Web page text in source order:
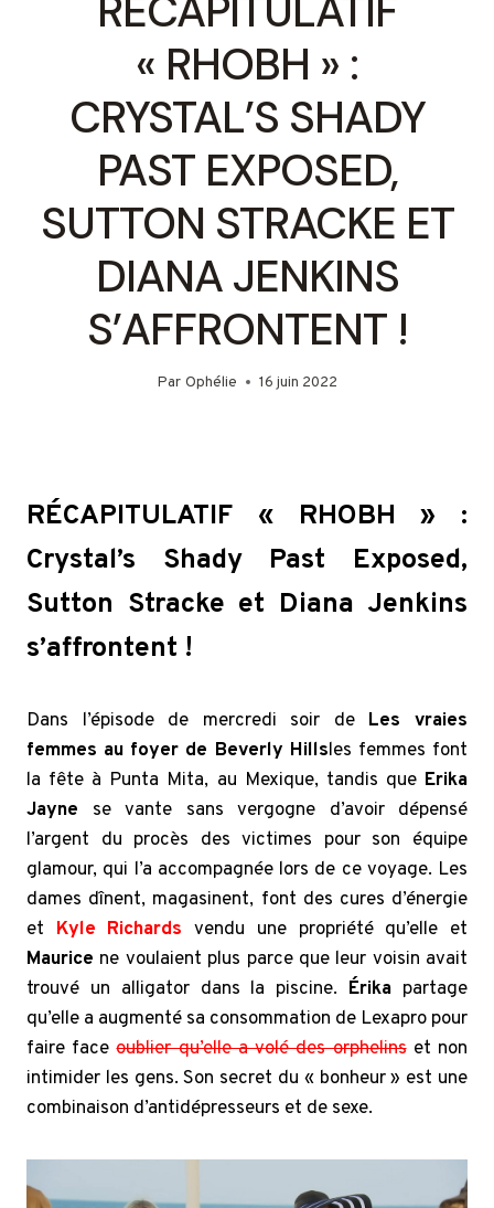
« RHOBH » :
CRYSTAL’S SHADY
PAST EXPOSED,
SUTTON STRACKE ET
DIANA JENKINS
S’AFFRONTENT !
Par Ophélie 16 juin 2022
RÉCAPITULATIF « RHOBH » :
Crystal’s Shady Past Exposed,
Sutton Stracke et Diana Jenkins
s’affrontent !
Dans l’épisode de mercredi soir de Les vraies
femmes au foyer de Beverly Hillsles femmes font
la fête à Punta Mita, au Mexique, tandis que Erika
Jayne se vante sans vergogne d’avoir dépensé
l’argent du procès des victimes pour son équipe
glamour, qui l’a accompagnée lors de ce voyage. Les
dames dînent, magasinent, font des cures d’énergie
et Kyle Richards vendu une propriété qu’elle et
Maurice ne voulaient plus parce que leur voisin avait
trouvé un alligator dans la piscine. Érika partage
qu’elle a augmenté sa consommation de Lexapro pour
faire faceoublier qu’elle a volé des orphelinset non
intimider les gens. Son secret du « bonheur » est une
combinaison d’antidépresseurs et de sexe.